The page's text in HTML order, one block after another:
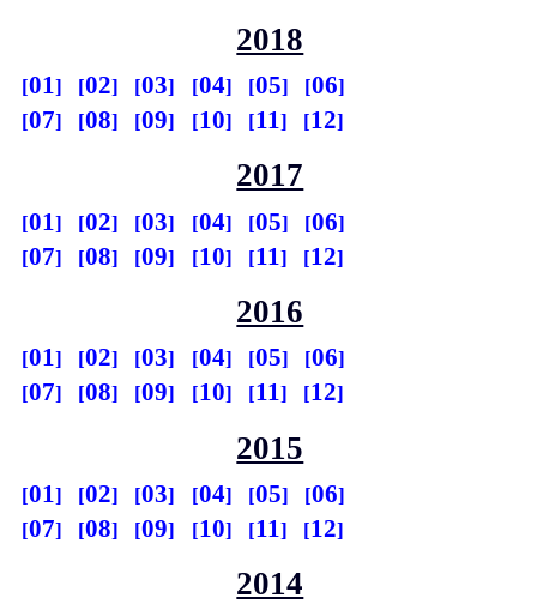
2018
01 02 03 04 05
06
07
08 09 10 11 12
2017
01 02 03 04 05
06
07
08 09 10 11 12
2016
01 02 03 04 05
06
07
08 09 10 11 12
2015
01 02 03 04 05
06
07
08 09 10 11 12
2014